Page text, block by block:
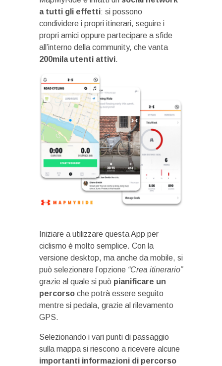
a tutti gli effetti: si possono
condividere i propri itinerari, seguire i
propri amici oppure partecipare a sfide
all’interno della community, che vanta
200mila utenti attivi.
Iniziare a utilizzare questa App per
ciclismo è molto semplice. Con la
versione desktop, ma anche da mobile, si
può selezionare l’opzione “Crea itinerario”
grazie al quale si può pianificare un
percorso che potrà essere seguito
mentre si pedala, grazie al rilevamento
GPS.
Selezionando i vari punti di passaggio
sulla mappa si riescono a ricevere alcune
importanti informazioni di percorso